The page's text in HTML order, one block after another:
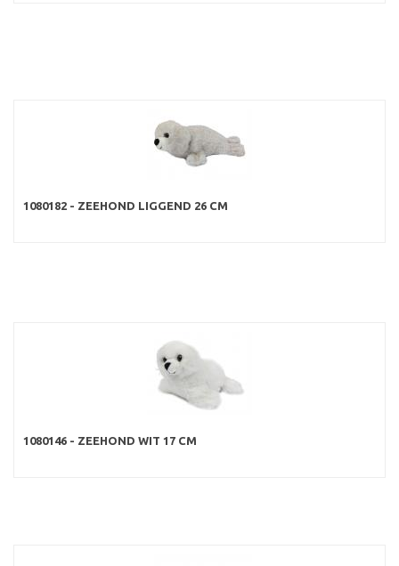
1080182 - ZEEHOND LIGGEND 26 CM
1080146 - ZEEHOND WIT 17 CM